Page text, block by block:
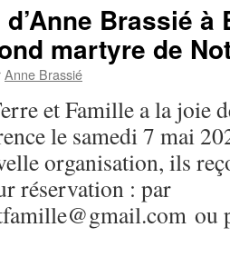
Brassié
martyre de
Anne Brassié
et Famille a la joie
le samedi 7 mai
organisation, ils
réservation : par